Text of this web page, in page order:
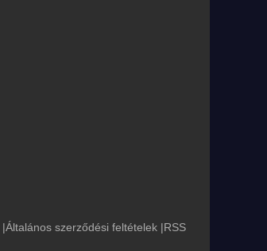
|Általános szerződési feltételek |RSS